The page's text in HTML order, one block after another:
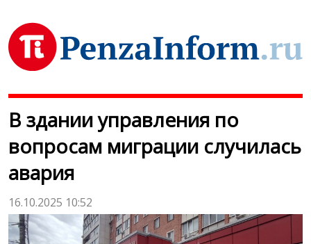
В здании управления по
вопросам миграции случилась
авария
16.10.2025 10:52